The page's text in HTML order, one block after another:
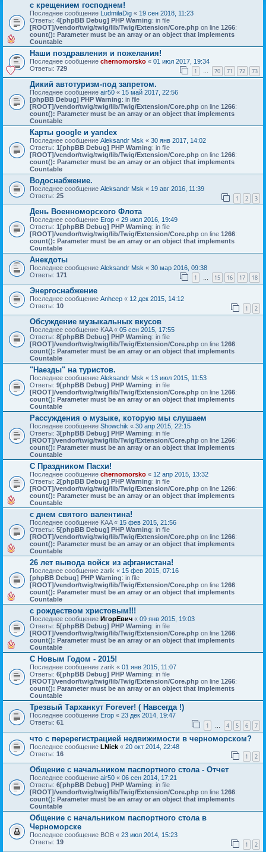
с крещением господнем!
Последнее сообщение LudmilaDig « 19 сен 2018, 11:23
Ответы: 4[phpBB Debug] PHP Warning: in file
[ROOT]/vendor/twig/twig/lib/Twig/Extension/Core.php on line 1266:
count(): Parameter must be an array or an object that implements
Countable
Наши поздравления и пожелания!
Последнее сообщение chernomorsko « 01 июл 2017, 19:34
Ответы: 729 1 … 70 71 72 73
Дикий автотуризм-под запретом.
Последнее сообщение air50 « 15 май 2017, 22:56
[phpBB Debug] PHP Warning: in file
[ROOT]/vendor/twig/twig/lib/Twig/Extension/Core.php on line 1266:
count(): Parameter must be an array or an object that implements
Countable
Карты google и yandex
Последнее сообщение Aleksandr Msk « 30 янв 2017, 14:02
Ответы: 1[phpBB Debug] PHP Warning: in file
[ROOT]/vendor/twig/twig/lib/Twig/Extension/Core.php on line 1266:
count(): Parameter must be an array or an object that implements
Countable
Водоснабжение.
Последнее сообщение Aleksandr Msk « 19 авг 2016, 11:39
Ответы: 25 1 2 3
День Военноморского Флота
Последнее сообщение Егор « 29 июл 2016, 19:49
Ответы: 1 [phpBB Debug] PHP Warning: in file
[ROOT]/vendor/twig/twig/lib/Twig/Extension/Core.php on line 1266:
count(): Parameter must be an array or an object that implements
Countable
Анекдоты
Последнее сообщение Aleksandr Msk « 30 мар 2016, 09:38
Ответы: 171 1 … 15 16 17 18
Энергоснабжение
Последнее сообщение Anheep « 12 дек 2015, 14:12
Ответы: 10 1 2
Обсуждение музыкальных вкусов
Последнее сообщение KAA« 05 сен 2015, 17:55
Ответы: 8[phpBB Debug] PHP Warning: in file
[ROOT]/vendor/twig/twig/lib/Twig/Extension/Core.php on line 1266:
count(): Parameter must be an array or an object that implements
Countable
"Наезды" на туристов.
Последнее сообщение Aleksandr Msk « 13 июл 2015, 11:53
Ответы: 9[phpBB Debug] PHP Warning: in file
[ROOT]/vendor/twig/twig/lib/Twig/Extension/Core.php on line 1266:
count(): Parameter must be an array or an object that implements
Countable
Рассуждения о музыке, которую мы слушаем
Последнее сообщение Showchik « 30 апр 2015, 22:15
Ответы: 3[phpBB Debug] PHP Warning: in file
[ROOT]/vendor/twig/twig/lib/Twig/Extension/Core.php on line 1266:
count(): Parameter must be an array or an object that implements
Countable
С Праздником Пасхи!
Последнее сообщение chernomorsko « 12 апр 2015, 13:32
Ответы: 2[phpBB Debug] PHP Warning: in file
[ROOT]/vendor/twig/twig/lib/Twig/Extension/Core.php on line 1266:
count(): Parameter must be an array or an object that implements
Countable
с днем святого валентина!
Последнее сообщение KAA« 15 фев 2015, 21:56
Ответы: 5[phpBB Debug] PHP Warning: in file
[ROOT]/vendor/twig/twig/lib/Twig/Extension/Core.php on line 1266:
count(): Parameter must be an array or an object that implements
Countable
26 лет вывода войск из афганистана!
Последнее сообщение zarik « 15 фев 2015, 07:16
[phpBB Debug] PHP Warning: in file
[ROOT]/vendor/twig/twig/lib/Twig/Extension/Core.php on line 1266:
count(): Parameter must be an array or an object that implements
Countable
с рождеством христовым!!!
Последнее сообщение ИгорЕвич « 09 янв 2015, 19:03
Ответы: 5[phpBB Debug] PHP Warning: in file
[ROOT]/vendor/twig/twig/lib/Twig/Extension/Core.php on line 1266:
count(): Parameter must be an array or an object that implements
Countable
С Новым Годом - 2015!
Последнее сообщение zarik « 01 янв 2015, 11:07
Ответы: 6[phpBB Debug] PHP Warning: in file
[ROOT]/vendor/twig/twig/lib/Twig/Extension/Core.php on line 1266:
count(): Parameter must be an array or an object that implements
Countable
Трезвый Тарханкут Forever! ( Навсегда !)
Последнее сообщение Егор « 23 дек 2014, 19:47
Ответы: 61 1 4 5 6 7
что с перерегистрацией недвижимости в черноморском?
Последнее сообщение LNick « 20 окт 2014, 22:48
Ответы: 16 1 2
Общение с начальником паспортного стола - Отчет
Последнее сообщение air50 « 06 сен 2014, 17:21
Ответы: 6[phpBB Debug] PHP Warning: in file
[ROOT]/vendor/twig/twig/lib/Twig/Extension/Core.php on line 1266:
count(): Parameter must be an array or an object that implements
Countable
Общение с начальником паспортного стола в
Черноморске
Последнее сообщение ВОВ « 23 июл 2014, 15:23
Ответы: 19 1 2